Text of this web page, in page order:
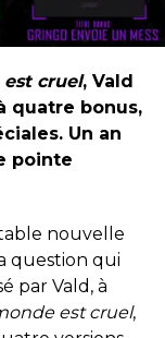
est cruel, Vald
quatre bonus,
Un an
pointe
nouvelle
question qui
par Vald, à
est cruel,